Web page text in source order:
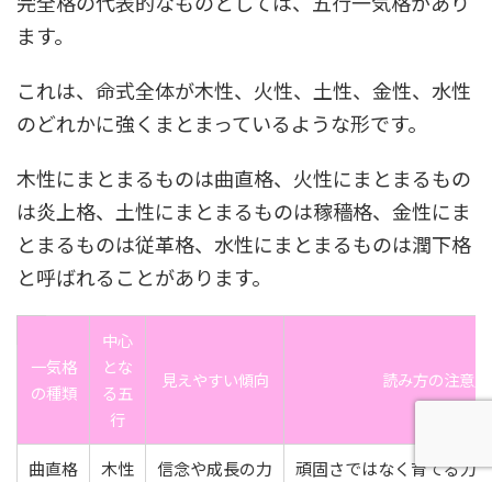
ます。
これは、命式全体が木性、火性、土性、金性、水性
のどれかに強くまとまっているような形です。
木性にまとまるものは曲直格、火性にまとまるもの
は炎上格、土性にまとまるものは稼穡格、金性にま
とまるものは従革格、水性にまとまるものは潤下格
と呼ばれることがあります。
一気格
の種類
中心
とな
る五
行
見えやすい傾向 読み方の注意点
曲直格 木性 信念や成長の力 頑固さではなく育てる力